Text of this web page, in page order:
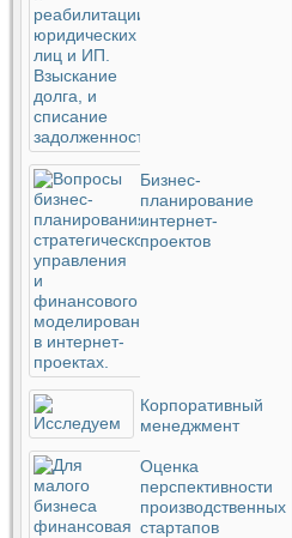
Бизнес-
планирование
интернет-
проектов
Корпоративный
менеджмент
Оценка
перспективности
производственных
стартапов